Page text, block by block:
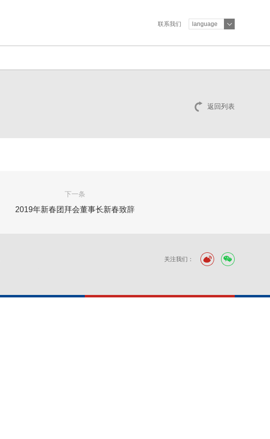
联系我们 language
返回列表
下一条
2019年新春团拜会董事长新春致辞
关注我们：